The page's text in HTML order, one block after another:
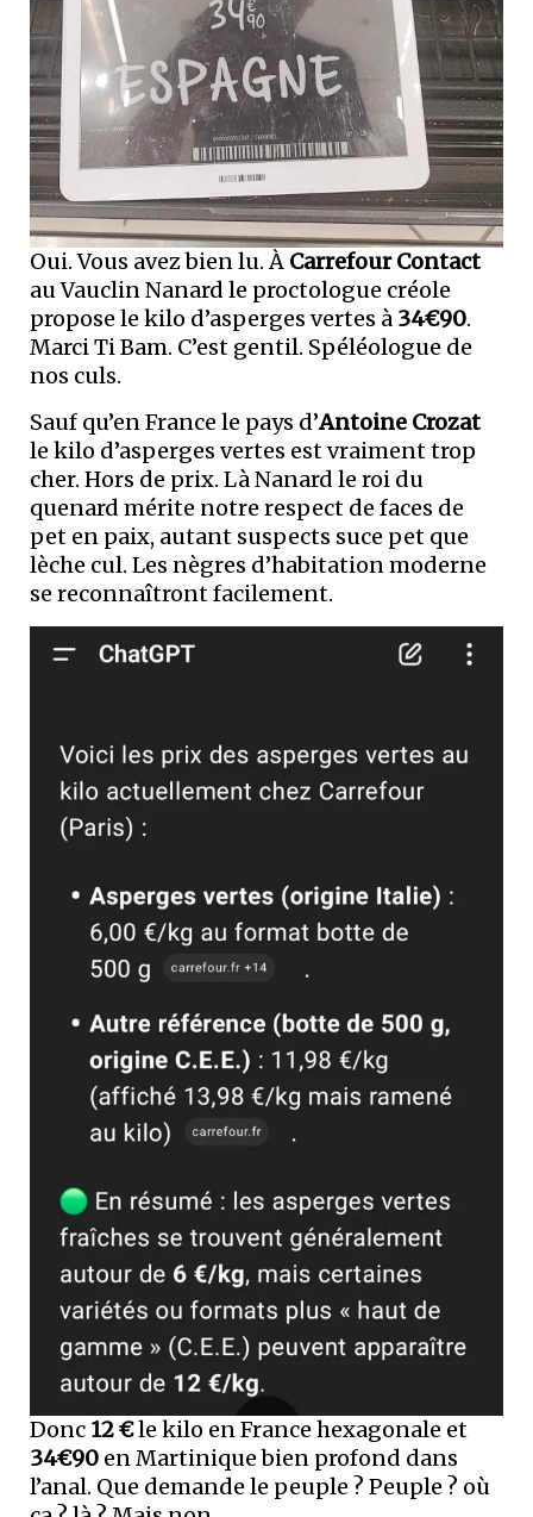
Oui. Vous avez bien lu. À Carrefour Contact
au Vauclin Nanard le proctologue créole
propose le kilo d’asperges vertes à 34€90.
Marci Ti Bam. C’est gentil. Spéléologue de
nos culs.
Sauf qu’en France le pays d’Antoine Crozat
le kilo d’asperges vertes est vraiment trop
cher. Hors de prix. Là Nanard le roi du
quenard mérite notre respect de faces de
pet en paix, autant suspects suce pet que
lèche cul. Les nègres d’habitation moderne
se reconnaîtront facilement.
Donc 12 €le kilo en France hexagonale et
34€90 en Martinique bien profond dans
l’anal. Que demande le peuple ? Peuple ? où